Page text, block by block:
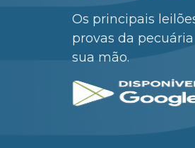
Os principais
provas da
sua mão.